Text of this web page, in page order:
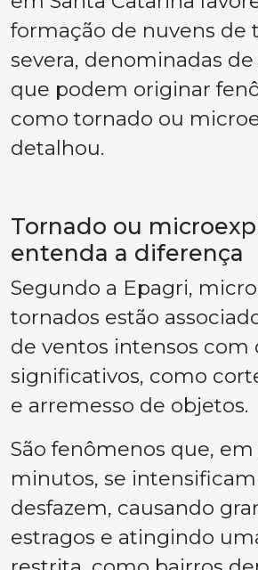
formação de nuvens de
severa, denominadas
que podem originar
como tornado ou
detalhou.
Tornado ou
entenda a diferença
Segundo a Epagri,
tornados estão
de ventos intensos com
significativos, como
e arremesso de objetos.
São fenômenos que,
minutos, se intensificam
desfazem, causando
estragos e atingindo